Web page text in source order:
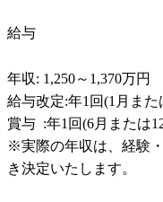
給与
年収: 1,250～1,370万円
給与改定:年1回(1月また
賞与  :年1回(6月または
※実際の年収は、経験
き決定いたします。